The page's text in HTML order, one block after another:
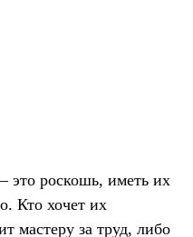
роскошь, иметь их
Кто хочет их
мастеру за труд, либо